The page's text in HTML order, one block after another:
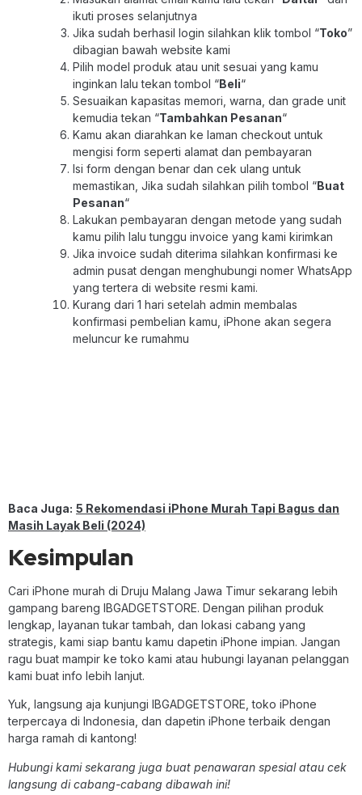
ikuti proses selanjutnya
Jika sudah berhasil login silahkan klik tombol “Toko”
dibagian bawah website kami
Pilih model produk atau unit sesuai yang kamu
inginkan lalu tekan tombol “Beli“
Sesuaikan kapasitas memori, warna, dan grade unit
kemudia tekan “Tambahkan Pesanan“
Kamu akan diarahkan ke laman checkout untuk
mengisi form seperti alamat dan pembayaran
Isi form dengan benar dan cek ulang untuk
memastikan, Jika sudah silahkan pilih tombol “Buat
Pesanan“
Lakukan pembayaran dengan metode yang sudah
kamu pilih lalu tunggu invoice yang kami kirimkan
Jika invoice sudah diterima silahkan konfirmasi ke
admin pusat dengan menghubungi nomer WhatsApp
yang tertera di website resmi kami.
Kurang dari 1 hari setelah admin membalas
konfirmasi pembelian kamu, iPhone akan segera
meluncur ke rumahmu
Baca Juga: 5 Rekomendasi iPhone Murah Tapi Bagus dan
Masih Layak Beli (2024)
Kesimpulan
Cari iPhone murah di Druju Malang Jawa Timur sekarang lebih
gampang bareng IBGADGETSTORE. Dengan pilihan produk
lengkap, layanan tukar tambah, dan lokasi cabang yang
strategis, kami siap bantu kamu dapetin iPhone impian. Jangan
ragu buat mampir ke toko kami atau hubungi layanan pelanggan
kami buat info lebih lanjut.
Yuk, langsung aja kunjungi IBGADGETSTORE, toko iPhone
terpercaya di Indonesia, dan dapetin iPhone terbaik dengan
harga ramah di kantong!
Hubungi kami sekarang juga buat penawaran spesial atau cek
langsung di cabang-cabang dibawah ini!